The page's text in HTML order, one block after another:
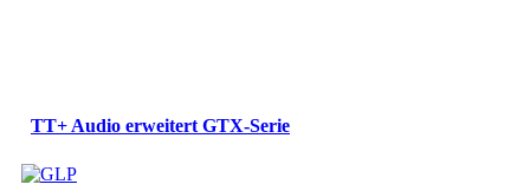
TT+ Audio erweitert GTX-Serie